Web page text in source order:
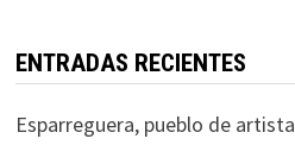
ENTRADAS RECIENTES
Esparreguera, pueblo de